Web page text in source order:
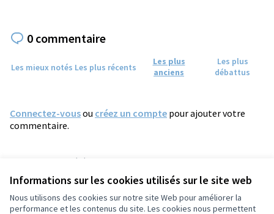
Informations sur les cookies utilisés sur le site web
Nous utilisons des cookies sur notre site Web pour améliorer la
performance et les contenus du site. Les cookies nous permettent
0 commentaire
Les mieux notés Les plus récents
Les plus
anciens
Les plus
débattus
Connectez-vousou créez un compte pour ajouter votre
commentaire.
Référence : tours-PROP-2024-11-1466
Vérifiez l'empreinte numérique